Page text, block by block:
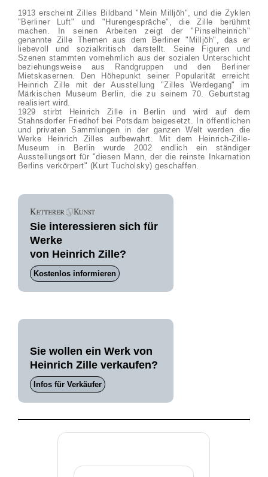
1913 erscheint Zilles Bildband "Mein Milljöh", und die Zyklen
"Berliner Luft" und "Hurengespräche", die Zille berühmt
machen. In seinen Arbeiten zeigt der "Pinselheinrich"
genannte Zille Themen aus dem Berliner "Milljöh", das er
liebevoll und sozialkritisch darstellt. Seine Figuren und
Szenen stammten vornehmlich aus der sozialen Unterschicht
beziehungsweise aus Randgruppen und den Berliner
Mietskasernen. Den Höhepunkt seiner Popularität erreicht
Heinrich Zille mit der Ausstellung "Zilles Werdegang" im
Märkischen Museum Berlin, die zu seinem 70. Geburtstag
realisiert wird.
1929 stirbt Heinrich Zille in Berlin und wird auf dem
Stahnsdorfer Friedhof bei Potsdam beigesetzt. In öffentlichen
und privaten Sammlungen in der ganzen Welt werden die
Werke Heinrich Zilles aufbewahrt. Mit dem Heinrich-Zille-
Museum in Berlin wurde 2002 endlich ein ständiger
Ausstellungsort für "diesen Mann, der die reinste Inkarnation
Berlins verkörpert" (Kurt Tucholsky) geschaffen.
Sie interessieren sich für
Werke
von Heinrich Zille?
Kostenlos informieren
Sie wollen ein Werk von
Heinrich Zille verkaufen?
Infos für Verkäufer